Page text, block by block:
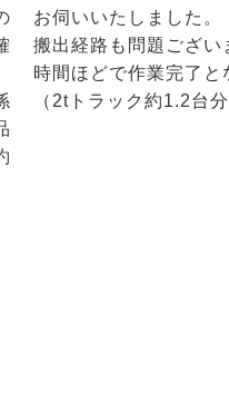
お伺いいたしました。
搬出経路も問題ござ
時間ほどで作業完了と
（2tトラック約1.2台分